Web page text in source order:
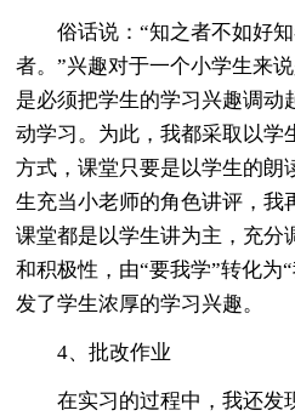
俗话说：“知之者不如好
者。”兴趣对于一个小学生来
是必须把学生的学习兴趣调动
动学习。为此，我都采取以学
方式，课堂只要是以学生的朗
生充当小老师的角色讲评，我
课堂都是以学生讲为主，充分
和积极性，由“要我学”转化为
发了学生浓厚的学习兴趣。
4、批改作业
在实习的过程中，我还发